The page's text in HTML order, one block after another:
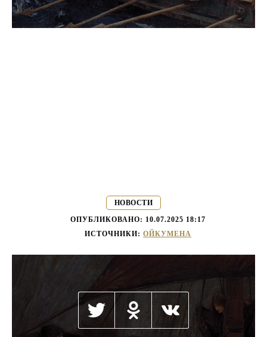
НОВОСТИ
ОПУБЛИКОВАНО: 10.07.2025 18:17
ИСТОЧНИКИ: ОЙКУМЕНА